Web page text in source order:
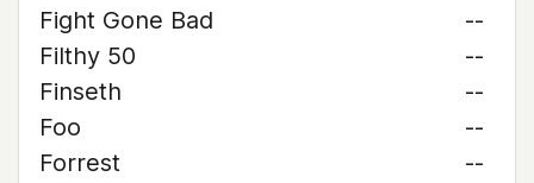
Fight Gone Bad
--
Filthy 50
--
Finseth
--
Foo
--
Forrest
--